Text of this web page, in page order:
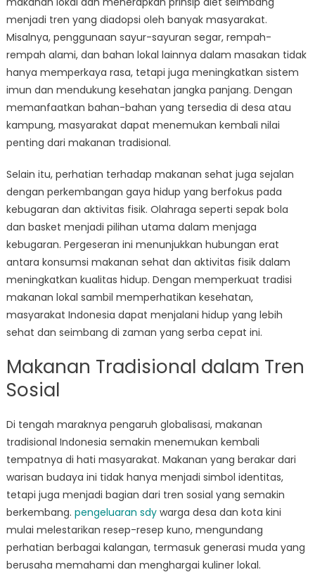
menjadi tren yang diadopsi oleh banyak masyarakat.
Misalnya, penggunaan sayur-sayuran segar, rempah-
rempah alami, dan bahan lokal lainnya dalam masakan tidak
hanya memperkaya rasa, tetapi juga meningkatkan sistem
imun dan mendukung kesehatan jangka panjang. Dengan
memanfaatkan bahan-bahan yang tersedia di desa atau
kampung, masyarakat dapat menemukan kembali nilai
penting dari makanan tradisional.
Selain itu, perhatian terhadap makanan sehat juga sejalan
dengan perkembangan gaya hidup yang berfokus pada
kebugaran dan aktivitas fisik. Olahraga seperti sepak bola
dan basket menjadi pilihan utama dalam menjaga
kebugaran. Pergeseran ini menunjukkan hubungan erat
antara konsumsi makanan sehat dan aktivitas fisik dalam
meningkatkan kualitas hidup. Dengan memperkuat tradisi
makanan lokal sambil memperhatikan kesehatan,
masyarakat Indonesia dapat menjalani hidup yang lebih
sehat dan seimbang di zaman yang serba cepat ini.
Makanan Tradisional dalam Tren
Sosial
Di tengah maraknya pengaruh globalisasi, makanan
tradisional Indonesia semakin menemukan kembali
tempatnya di hati masyarakat. Makanan yang berakar dari
warisan budaya ini tidak hanya menjadi simbol identitas,
tetapi juga menjadi bagian dari tren sosial yang semakin
berkembang. pengeluaran sdywarga desa dan kota kini
mulai melestarikan resep-resep kuno, mengundang
perhatian berbagai kalangan, termasuk generasi muda yang
berusaha memahami dan menghargai kuliner lokal.